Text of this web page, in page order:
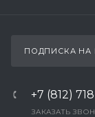
ПОДПИСКА НА
+7 (812)
ЗАКАЗАТЬ